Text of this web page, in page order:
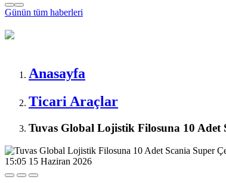
Günün tüm haberleri
Anasayfa
Ticari Araçlar
Tuvas Global Lojistik Filosuna 10 Adet
15:05 15 Haziran 2026